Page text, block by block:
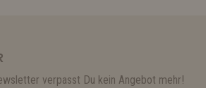
verpasst Du kein Angebot mehr!